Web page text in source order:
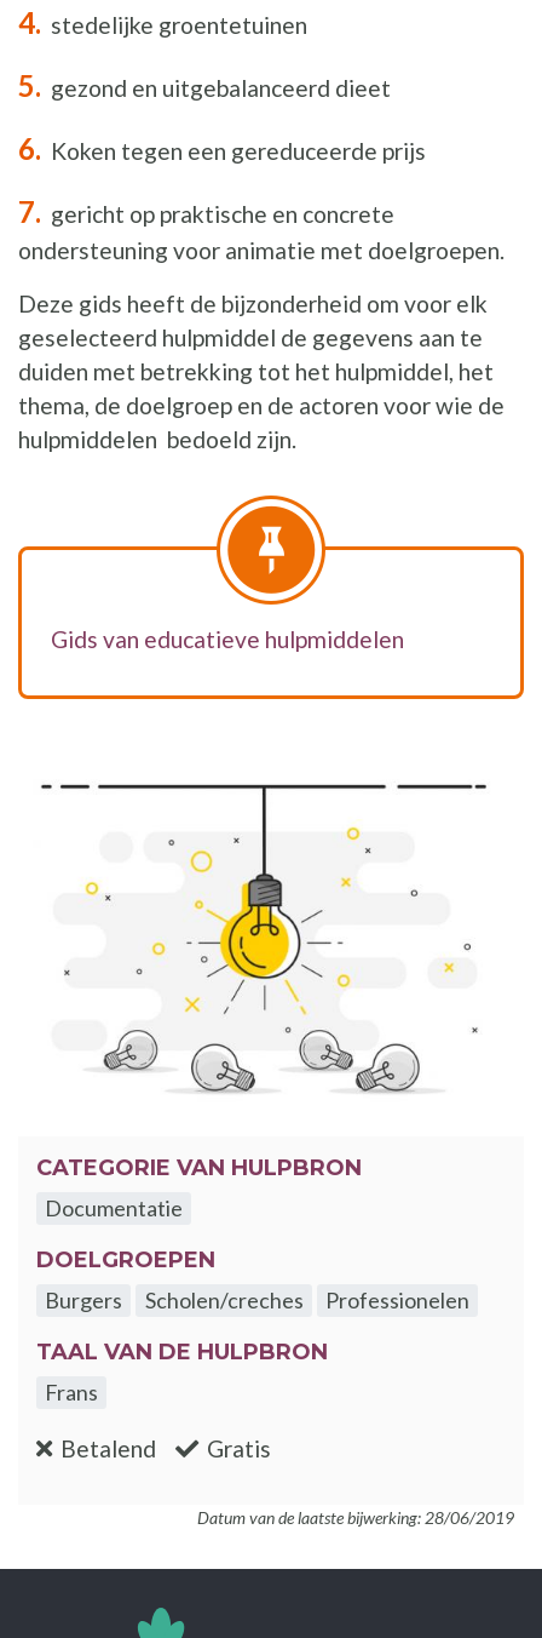
stedelijke groentetuinen
gezond en uitgebalanceerd dieet
Koken tegen een gereduceerde prijs
gericht op praktische en concrete
ondersteuning voor animatie met doelgroepen.
Deze gids heeft de bijzonderheid om voor elk
geselecteerd hulpmiddel de gegevens aan te
duiden met betrekking tot het hulpmiddel, het
thema, de doelgroep en de actoren voor wie de
hulpmiddelen bedoeld zijn.
Gids van educatieve hulpmiddelen
CATEGORIE VAN HULPBRON
Documentatie
DOELGROEPEN
Burgers
Scholen/creches
Professionelen
TAAL VAN DE HULPBRON
Frans
Betalend :nee Gratis
Datum van de laatste bijwerking: 28/06/2019